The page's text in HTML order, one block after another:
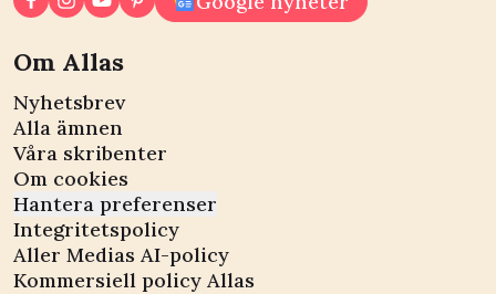
Om Allas
Nyhetsbrev
Alla ämnen
Våra skribenter
Om cookies
Hantera preferenser
Integritetspolicy
Aller Medias AI-policy
Kommersiell policy Allas